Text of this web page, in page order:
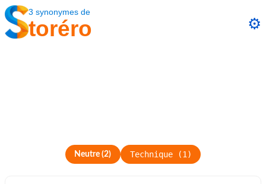
3 synonymes de
toréro ⚙️
Neutre (2) Technique(1 )